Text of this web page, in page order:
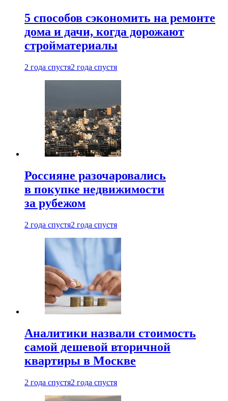
5 способов сэкономить на ремонте
дома и дачи, когда дорожают
стройматериалы
2 года спустя2 года спустя
Россияне разочаровались
в покупке недвижимости
за рубежом
2 года спустя2 года спустя
Аналитики назвали стоимость
самой дешевой вторичной
квартиры в Москве
2 года спустя2 года спустя